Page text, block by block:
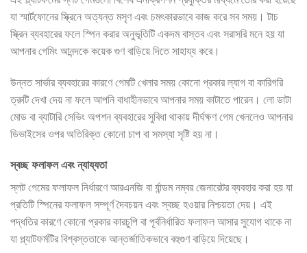
যা স্মার্টফোনের স্ক্রিনে অত্যন্ত মসৃণ এবং চমৎকারভাবে কাজ করে সব সময়। টাচ
স্ক্রিন ব্যবহারের ফলে স্পিন করার অনুভূতিটি একদম বাস্তব এবং সরাসরি মনে হয় যা
আপনার গেমিং আনন্দকে কয়েক গুণ বাড়িয়ে দিতে সাহায্য করে।
উন্নত সার্ভার ব্যবহারের কারণে গেমটি খেলার সময় কোনো প্রকার ল্যাগ বা কারিগরি
ত্রুটি দেখা দেয় না ফলে আপনি বাধাহীনভাবে আপনার সময় কাটাতে পারেন। লো ডাটা
মোড বা ব্যাটারি সেভিং অপশন ব্যবহারের সুবিধা থাকায় দীর্ঘক্ষণ গেম খেললেও আপনার
ডিভাইসের ওপর অতিরিক্ত কোনো চাপ বা সমস্যা সৃষ্টি হয় না।
স্বচ্ছ ফলাফল এবং ন্যায্যতা
স্লট গেমের ফলাফল নির্ধারণে আরএনজি বা র্যান্ডম নম্বর জেনারেটর ব্যবহার করা হয় যা
প্রতিটি স্পিনের ফলাফল সম্পূর্ণ দৈবচয়ন এবং স্বচ্ছ হওয়ার নিশ্চয়তা দেয়। এই
পদ্ধতির কারণে কোনো প্রকার কারচুপি বা পূর্বনির্ধারিত ফলাফল আসার সুযোগ থাকে না
যা প্ল্যাটফর্মটির বিশ্বস্ততাকে আন্তর্জাতিকভাবে বহুগুণ বাড়িয়ে দিয়েছে।